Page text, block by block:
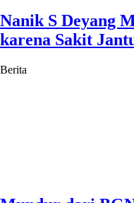
Nanik S Deyang
karena Sakit
Berita